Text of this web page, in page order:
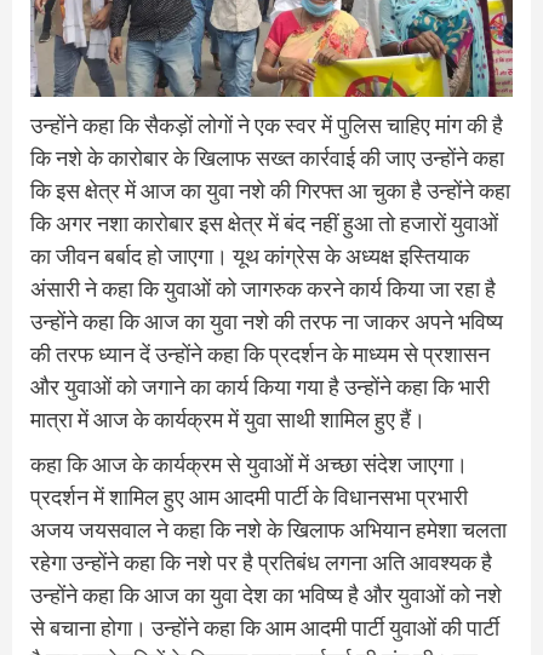
उन्होंने कहा कि सैकड़ों लोगों ने एक स्वर में पुलिस चाहिए मांग की है
कि नशे के कारोबार के खिलाफ सख्त कार्रवाई की जाए उन्होंने कहा
कि इस क्षेत्र में आज का युवा नशे की गिरफ्त आ चुका है उन्होंने कहा
कि अगर नशा कारोबार इस क्षेत्र में बंद नहीं हुआ तो हजारों युवाओं
का जीवन बर्बाद हो जाएगा। यूथ कांग्रेस के अध्यक्ष इस्तियाक
अंसारी ने कहा कि युवाओं को जागरुक करने कार्य किया जा रहा है
उन्होंने कहा कि आज का युवा नशे की तरफ ना जाकर अपने भविष्य
की तरफ ध्यान दें उन्होंने कहा कि प्रदर्शन के माध्यम से प्रशासन
और युवाओं को जगाने का कार्य किया गया है उन्होंने कहा कि भारी
मात्रा में आज के कार्यक्रम में युवा साथी शामिल हुए हैं।
कहा कि आज के कार्यक्रम से युवाओं में अच्छा संदेश जाएगा।
प्रदर्शन में शामिल हुए आम आदमी पार्टी के विधानसभा प्रभारी
अजय जयसवाल ने कहा कि नशे के खिलाफ अभियान हमेशा चलता
रहेगा उन्होंने कहा कि नशे पर है प्रतिबंध लगना अति आवश्यक है
उन्होंने कहा कि आज का युवा देश का भविष्य है और युवाओं को नशे
से बचाना होगा। उन्होंने कहा कि आम आदमी पार्टी युवाओं की पार्टी